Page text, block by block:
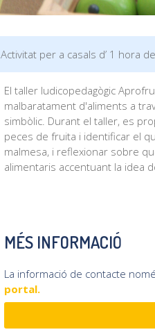
Activitat per a casals d’ 1 hora
El taller ludicopedagògic
malbaratament d'aliments a
simbòlic. Durant el taller, es
peces de fruita i identificar el
malmesa, i reflexionar sobre
alimentaris accentuant la idea
MÉS INFORMACIÓ
La informació de contacte
portal.